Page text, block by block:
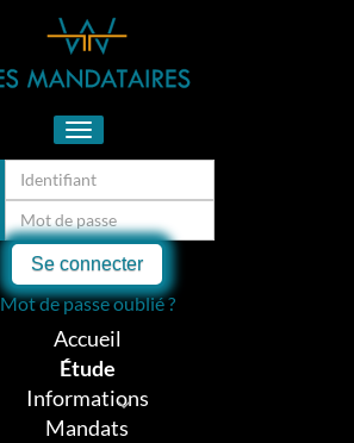
Toggle
navigation
Se connecter
Mot de passe oublié ?
Accueil
Étude
Informations
Mandats